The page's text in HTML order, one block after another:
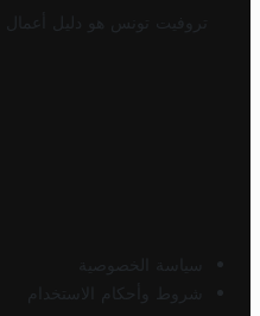
تروفيت تونس هو دليل أعمال
سياسة الخصوصية
شروط وأحكام الاستخدام